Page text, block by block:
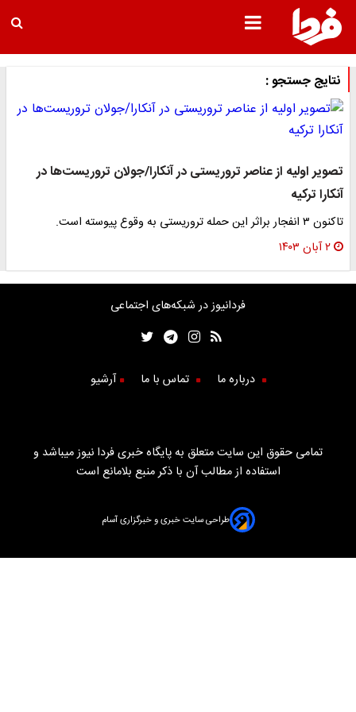
نتایج جستجو :
تصویر اولیه از عناصر تروریستی در آنکارا/جولان تروریست‌ها در
آنکارا ترکیه
تاکنون ۳ انفجار براثر این حمله تروریستی به وقوع پیوسته است.
۲ آبان ۱۴۰۳
فردانیوز در شبکه‌های اجتماعی
درباره ما تماس با ما آرشیو
تمامی حقوق این سایت متعلق به پایگاه خبری فردا نیوز میباشد و
استفاده از مطالب آن با ذکر منبع بلامانع است
طراحی سایت خبری و خبرگزاری آسام